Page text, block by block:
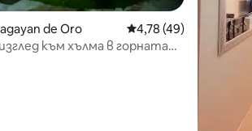
de Oro Средна оценка:
4,78 (49)
към хълма в горната